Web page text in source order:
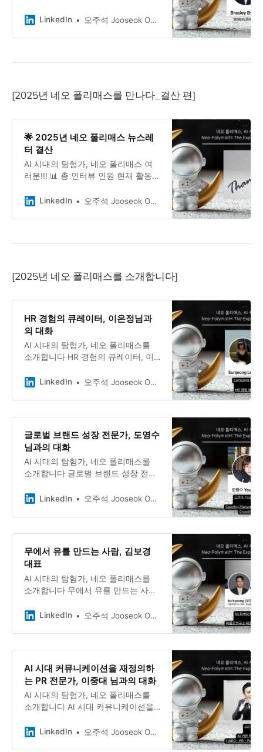
크드인 크리에이터이자 작가로 활동
다.
LinkedIn 오주석 Jooseok Oh, DBA, Ph.D.
[2025년 네오 폴리매스를 만나다_결산 편]
🌟 2025년 네오 폴리매스 뉴스레
터 결산
AI 시대의 탐험가, 네오 폴리매스 여
러분!!! 📊 총 인터뷰 인원 현재 활동
아가는 융합형 인재들의 생생한 이야
리매스 👥 2025년 인터뷰 대상자 소
LinkedIn 오주석 Jooseok Oh, DBA, Ph.D.
[2025년 네오 폴리매스를 소개합니다]
HR 경험의 큐레이터, 이은정님과
의 대화
AI 시대의 탐험가, 네오 폴리매스를
소개합니다 HR 경험의 큐레이터, 이
서 인사제도를 기획하고 변화를 이끌
연재와 커리어 멘토링으로 자신의 경
LinkedIn 오주석 Jooseok Oh, DBA, Ph.D.
글로벌 브랜드 성장 전문가, 도영수
님과의 대화
AI 시대의 탐험가, 네오 폴리매스를
소개합니다 글로벌 브랜드 성장 전문
벌 FMCG·F&B 기업에서 마케팅부터
리내리고 성장시키는 일에 집중해온
도영수님. 현재는 싱가포르를 기반으
제2의 커리어를 준비 중인 그의 이야
기를 들어봅니다.
LinkedIn 오주석 Jooseok Oh, DBA, Ph.D.
무에서 유를 만드는 사람, 김보경
대표
AI 시대의 탐험가, 네오 폴리매스를
소개합니다 무에서 유를 만드는 사람,
컨설턴트, 대행사 운영자, 콘텐츠 크
업이 뭔지 잘 모르겠습니다”라고 담담
히 말하는 김보경 대표.
LinkedIn 오주석 Jooseok Oh, DBA, Ph.D.
AI 시대 커뮤니케이션을 재정의하
는 PR 전문가, 이중대 님과의 대화
AI 시대의 탐험가, 네오 폴리매스를
소개합니다 AI 시대 커뮤니케이션을
대화 20년 넘게 쌓아온 커뮤니케이션
LinkedIn 오주석 Jooseok Oh, DBA, Ph.D.